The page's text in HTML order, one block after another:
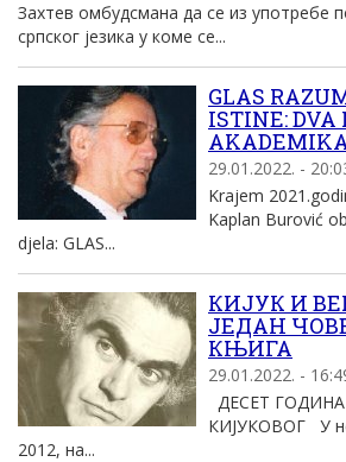
Захтев омбудсмана да се из употребе
српског језика у коме се...
GLAS
ISTINE: DVA
29.01.2022. -
Krajem
Kaplan Burović
djela: GLAS...
КИЈУК И
ЈЕДАН
КЊИГА
29.01.2022. -
ДЕСЕТ
КИЈУКОВОГ У
2012, на...